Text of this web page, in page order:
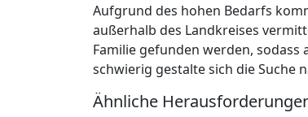
Aufgrund des hohen Bedarfs
außerhalb des Landkreises
Familie gefunden werden,
schwierig gestalte sich die Suche
Ähnliche